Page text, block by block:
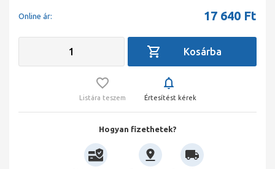
Online ár: 17 640 Ft
Listára teszem Értesítést kérek
Hogyan fizethetek?